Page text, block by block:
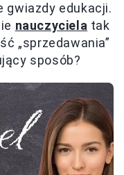
gwiazdy edukacji.
nauczyciela tak
„sprzedawania”
sposób?